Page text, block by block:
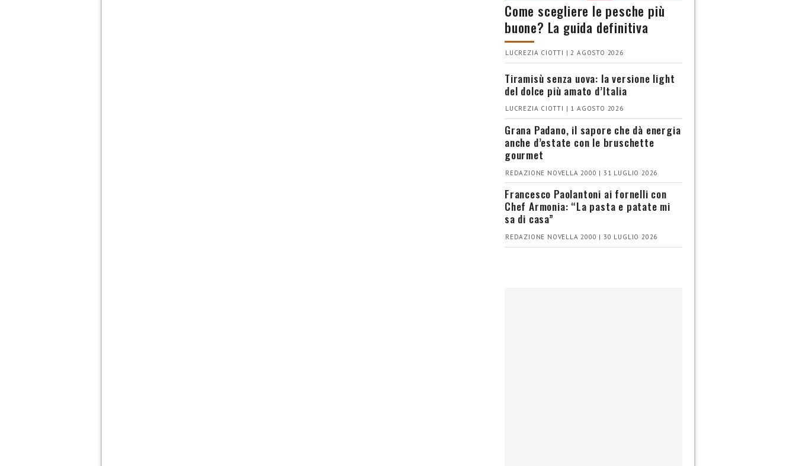
Come scegliere le pesche più
buone? La guida definitiva
LUCREZIA CIOTTI | 2 AGOSTO 2026
Tiramisù senza uova: la versione light
del dolce più amato d’Italia
LUCREZIA CIOTTI | 1 AGOSTO 2026
Grana Padano, il sapore che dà energia
anche d’estate con le bruschette
gourmet
REDAZIONE NOVELLA 2000 | 31 LUGLIO 2026
Francesco Paolantoni ai fornelli con
Chef Armonia: “La pasta e patate mi
sa di casa”
REDAZIONE NOVELLA 2000 | 30 LUGLIO 2026